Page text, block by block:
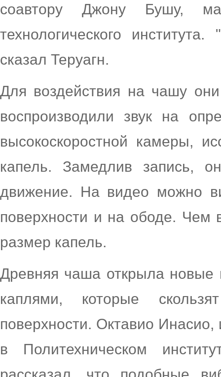
соавтору Джону Бушу,
технологического
сказал Теруагн.
Для воздействия на чашу
воспроизводили звук на
высокоскоростной камеры,
капель. Замедлив запись,
движение. На видео можно
поверхности и на ободе. Чем
размер капель.
Древняя чаша открыла новые
каплями, которые
поверхности. Октавио
в Политехническом